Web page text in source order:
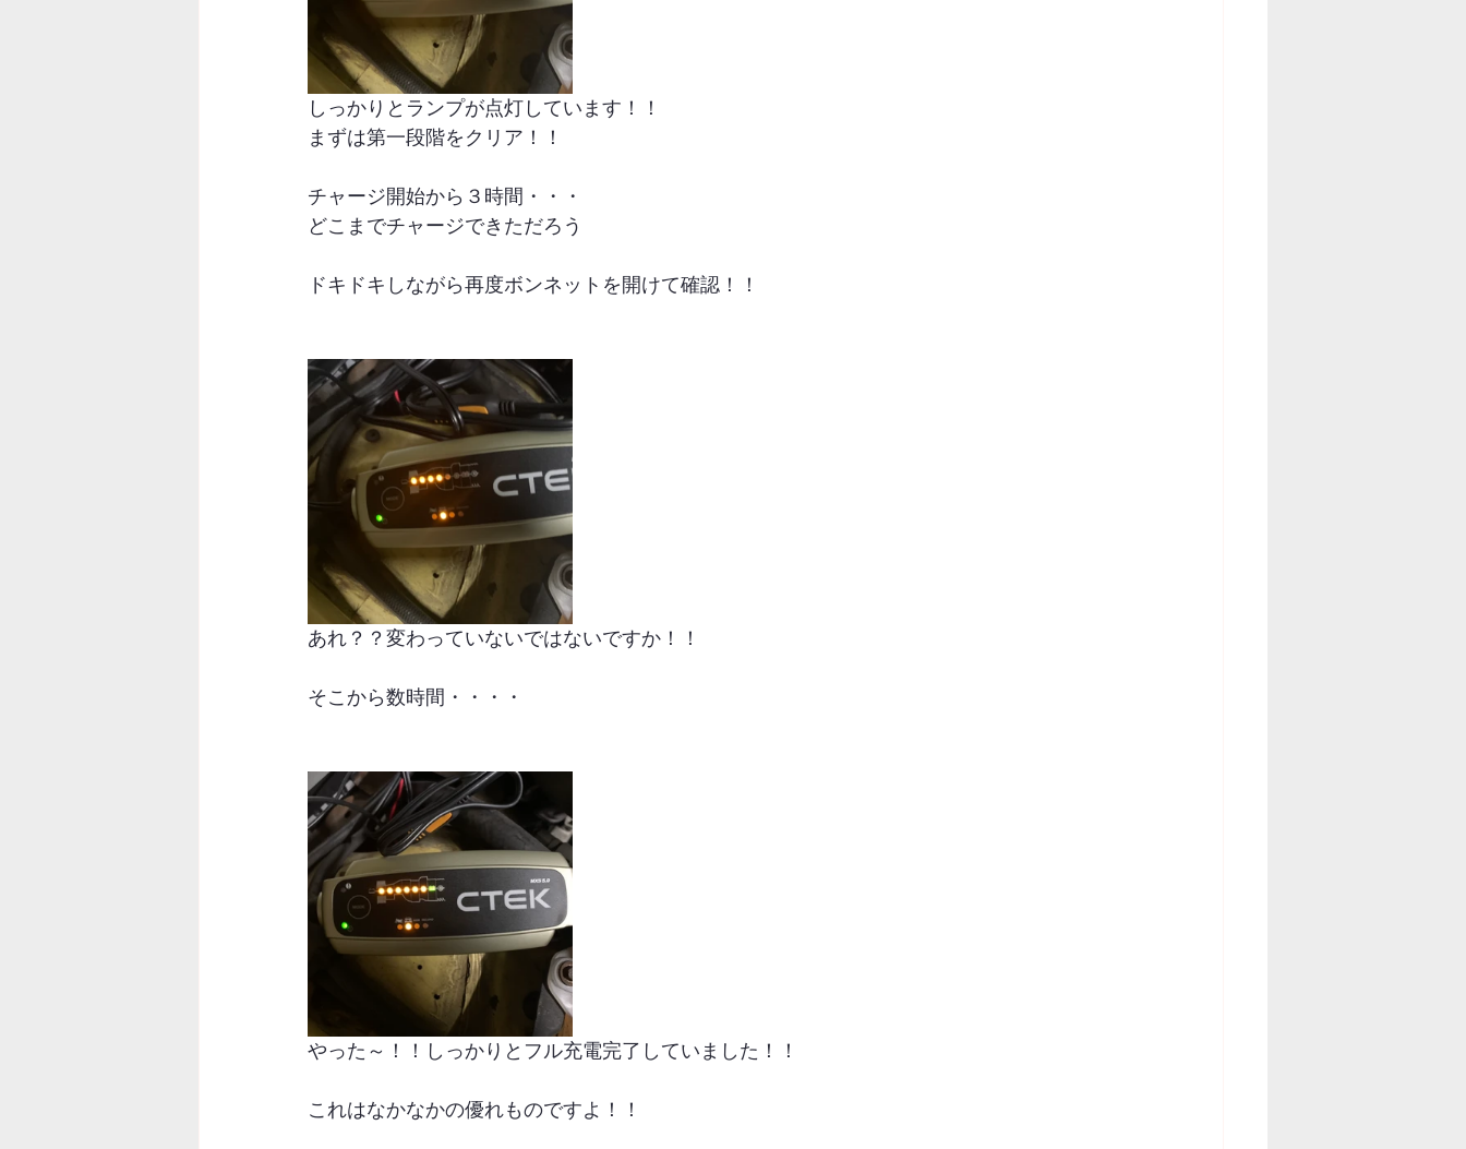
しっかりとランプが点灯しています！！
まずは第一段階をクリア！！
チャージ開始から３時間・・・
どこまでチャージできただろう
ドキドキしながら再度ボンネットを開けて確認！！
あれ？？変わっていないではないですか！！
そこから数時間・・・・
やった～！！しっかりとフル充電完了していました！！
これはなかなかの優れものですよ！！